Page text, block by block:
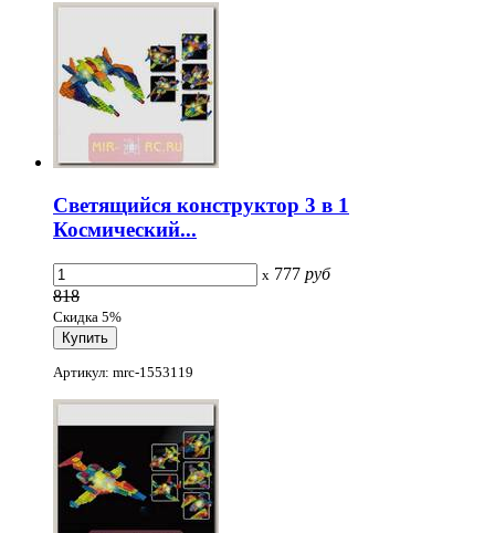
Светящийся конструктор 3 в 1
Космический...
x 777 руб
818
Скидка 5%
Артикул: mrc-1553119